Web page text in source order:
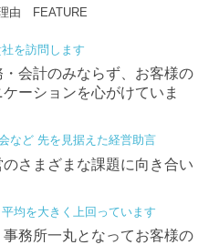
会計のみならず、お客様の
ーションを心がけていま
さまざまな課題に向き合い
務所一丸となってお客様の